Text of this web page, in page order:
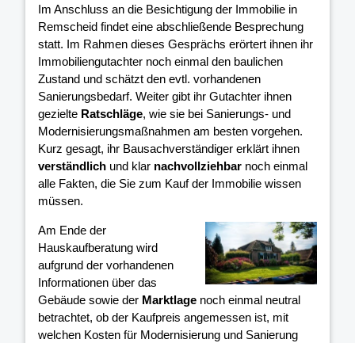
Im Anschluss an die Besichtigung der Immobilie in
Remscheid findet eine abschließende Besprechung
statt. Im Rahmen dieses Gesprächs erörtert ihnen ihr
Immobiliengutachter noch einmal den baulichen
Zustand und schätzt den evtl. vorhandenen
Sanierungsbedarf. Weiter gibt ihr Gutachter ihnen
gezielte Ratschläge, wie sie bei Sanierungs- und
Modernisierungsmaßnahmen am besten vorgehen.
Kurz gesagt, ihr Bausachverständiger erklärt ihnen
verständlich und klar nachvollziehbar noch einmal
alle Fakten, die Sie zum Kauf der Immobilie wissen
müssen.
Am Ende der
Hauskaufberatung wird
aufgrund der vorhandenen
Informationen über das
Gebäude sowie der Marktlage noch einmal neutral
betrachtet, ob der Kaufpreis angemessen ist, mit
welchen Kosten für Modernisierung und Sanierung